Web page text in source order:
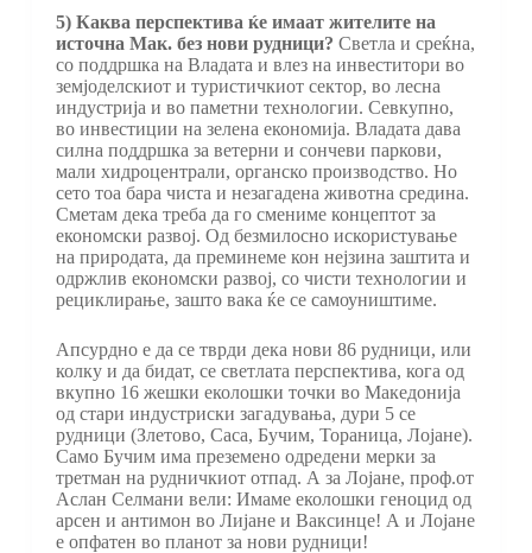
5) Каква перспектива ќе имаат жителите на
источна Мак. без нови рудници? Светла и среќна,
со поддршка на Владата и влез на инвеститори во
земјоделскиот и туристичкиот сектор, во лесна
индустрија и во паметни технологии. Севкупно,
во инвестиции на зелена економија. Владата дава
силна поддршка за ветерни и сончеви паркови,
мали хидроцентрали, органско производство. Но
сето тоа бара чиста и незагадена животна средина.
Сметам дека треба да го смениме концептот за
економски развој. Од безмилосно искористување
на природата, да преминеме кон нејзина заштита и
одржлив економски развој, со чисти технологии и
рециклирање, зашто вака ќе се самоуништиме.
Апсурдно е да се тврди дека нови 86 рудници, или
колку и да бидат, се светлата перспектива, кога од
вкупно 16 жешки еколошки точки во Македонија
од стари индустриски загадувања, дури 5 се
рудници (Злетово, Саса, Бучим, Тораница, Лојане).
Само Бучим има преземено одредени мерки за
третман на рудничкиот отпад. А за Лојане, проф.от
Аслан Селмани вели: Имаме еколошки геноцид од
арсен и антимон во Лијане и Ваксинце! А и Лојане
е опфатен во планот за нови рудници!